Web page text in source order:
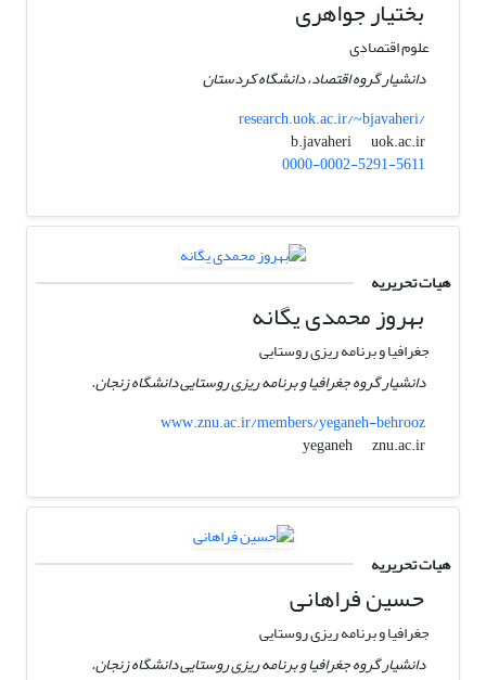
بختیار جواهری
علوم اقتصادی
دانشیار گروه اقتصاد، دانشگاه کردستان
research.uok.ac.ir/~bjavaheri/
b.javaheri
uok.ac.ir
0000-0002-5291-5611
هیات تحریریه
بهروز محمدی یگانه
جغرافیا و برنامه ریزی روستایی
دانشیار گروه جغرافیا و برنامه ریزی روستایی دانشگاه زنجان.
www.znu.ac.ir/members/yeganeh-behrooz
yeganeh
znu.ac.ir
هیات تحریریه
حسین فراهانی
جغرافیا و برنامه ریزی روستایی
دانشیار گروه جغرافیا و برنامه ریزی روستایی دانشگاه زنجان.